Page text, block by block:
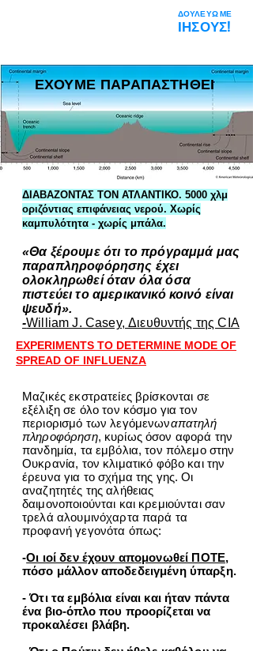
ΔΟΥΛΕΥΩ ΜΕ
ΙΗΣΟΥΣ!
ΕΧΟΥΜΕ ΠΑΡΑΠΑΣΤΗΘΕΙ
ΔΙΑΒΑΖΟΝΤΑΣ ΤΟΝ ΑΤΛΑΝΤΙΚΟ. 5000 χλμ
οριζόντιας επιφάνειας νερού. Χωρίς
καμπυλότητα - χωρίς μπάλα.
«Θα ξέρουμε ότι το πρόγραμμά μας
παραπληροφόρησης έχει
ολοκληρωθεί όταν όλα όσα
πιστεύει το αμερικανικό κοινό είναι
ψευδή».
-William J. Casey, Διευθυντής της CIA
EXPERIMENTS TO DETERMINE MODE OF
SPREAD OF INFLUENZA
Μαζικές εκστρατείες βρίσκονται σε
εξέλιξη σε όλο τον κόσμο για τον
περιορισμό των λεγόμενωναπατηλή
πληροφόρηση, κυρίως όσον αφορά την
πανδημία, τα εμβόλια, τον πόλεμο στην
Ουκρανία, τον κλιματικό φόβο και την
έρευνα για το σχήμα της γης. Οι
αναζητητές της αλήθειας
δαιμονοποιούνται και κρεμιούνται σαν
τρελά αλουμινόχαρτα παρά τα
προφανή γεγονότα όπως:
-Οι ιοί δεν έχουν απομονωθεί ΠΟΤΕ,
πόσο μάλλον αποδεδειγμένη ύπαρξη.
- Ότι τα εμβόλια είναι και ήταν πάντα
ένα βιο-όπλο που προορίζεται να
προκαλέσει βλάβη.